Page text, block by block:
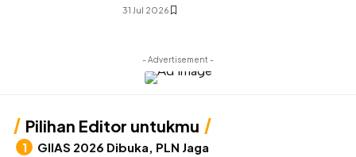
31 Jul 2026
- Advertisement -
Pilihan Editor untukmu
GIIAS 2026 Dibuka, PLN Jaga